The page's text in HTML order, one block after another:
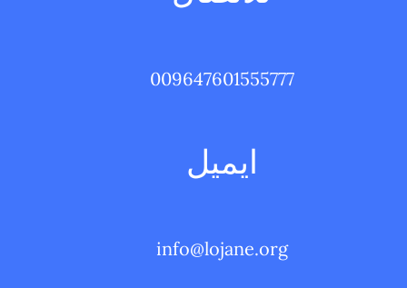
009647601555777
ايميل
info@lojane.org